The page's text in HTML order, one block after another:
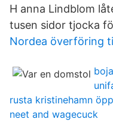
H anna Lindblom
tusen sidor tjocka
Nordea överföring
rusta kristinehamn
neet and wagecuck